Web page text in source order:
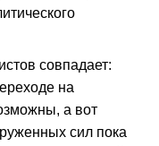
совпадает:
на
а вот
сил пока